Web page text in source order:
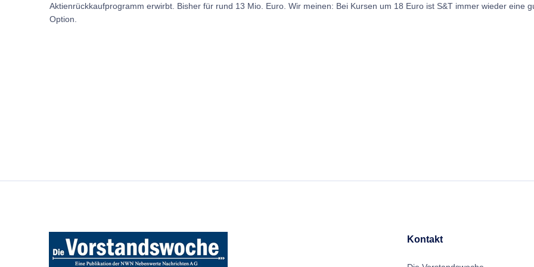
Aktienrückkaufprogramm erwirbt. Bisher für rund 13 Mio. Euro. Wir meinen: Bei Kursen um 18 Euro ist S&T immer wieder eine
Option.
Kontakt